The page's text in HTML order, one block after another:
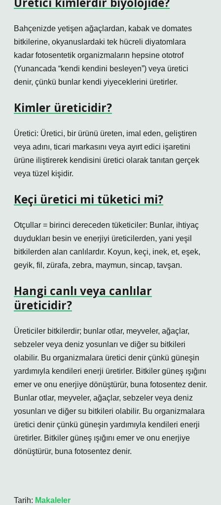
Bahçenizde yetişen ağaçlardan, kabak ve domates
bitkilerine, okyanuslardaki tek hücreli diyatomlara
kadar fotosentetik organizmaların hepsine ototrof
(Yunancada “kendi kendini besleyen”) veya üretici
denir, çünkü bunlar kendi yiyeceklerini üretirler.
Kimler üreticidir?
Üretici: Üretici, bir ürünü üreten, imal eden, geliştiren
veya adını, ticari markasını veya ayırt edici işaretini
ürüne iliştirerek kendisini üretici olarak tanıtan gerçek
veya tüzel kişidir.
Keçi üretici mi tüketici mi?
Otçullar = birinci dereceden tüketiciler: Bunlar, ihtiyaç
duydukları besin ve enerjiyi üreticilerden, yani yeşil
bitkilerden alan canlılardır. Koyun, keçi, inek, et, eşek,
geyik, fil, zürafa, zebra, maymun, sincap, tavşan.
Hangi canlı veya canlılar
üreticidir?
Üreticiler bitkilerdir; bunlar otlar, meyveler, ağaçlar,
sebzeler veya deniz yosunları ve diğer su bitkileri
olabilir. Bu organizmalara üretici denir çünkü güneşin
yardımıyla kendileri enerji üretirler. Bitkiler güneş ışığını
emer ve onu enerjiye dönüştürür, buna fotosentez denir.
Bunlar otlar, meyveler, ağaçlar, sebzeler veya deniz
yosunları ve diğer su bitkileri olabilir. Bu organizmalara
üretici denir çünkü güneşin yardımıyla kendileri enerji
üretirler. Bitkiler güneş ışığını emer ve onu enerjiye
dönüştürür, buna fotosentez denir.
Tarih: Makaleler